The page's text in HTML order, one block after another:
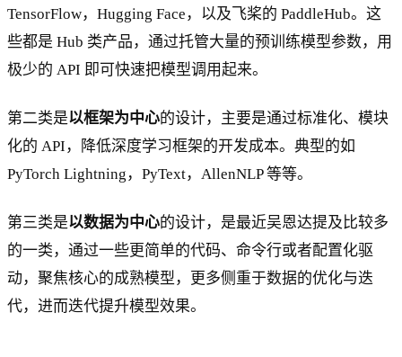
TensorFlow，Hugging Face，以及飞桨的 PaddleHub。这
些都是 Hub 类产品，通过托管大量的预训练模型参数，用
极少的 API 即可快速把模型调用起来。
第二类是以框架为中心的设计，主要是通过标准化、模块
化的 API，降低深度学习框架的开发成本。典型的如
PyTorch Lightning，PyText，AllenNLP 等等。
第三类是以数据为中心的设计，是最近吴恩达提及比较多
的一类，通过一些更简单的代码、命令行或者配置化驱
动，聚焦核心的成熟模型，更多侧重于数据的优化与迭
代，进而迭代提升模型效果。